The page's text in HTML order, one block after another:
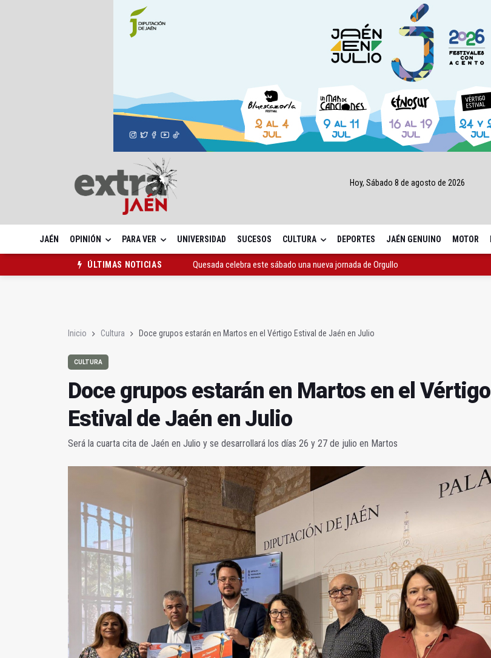
Hoy, Sábado 8 de agosto de 2026
JAÉN OPINIÓN PARA VER UNIVERSIDAD SUCESOS CULTURA DEPORTES JAÉN GENUINO MOTOR
ÚLTIMAS NOTICIAS
Quesada celebra este sábado una nueva jornada de Orgullo
Inicio Cultura Doce grupos estarán en Martos en el Vértigo Estival de Jaén en Julio
CULTURA
Doce grupos estarán en Martos en el Vértigo
Estival de Jaén en Julio
Será la cuarta cita de Jaén en Julio y se desarrollará los días 26 y 27 de julio en Martos